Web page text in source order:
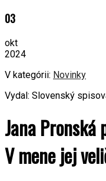
03
okt
2024
V kategórii: Novinky
Vydal: Slovenský
Jana Pronská
V mene jej